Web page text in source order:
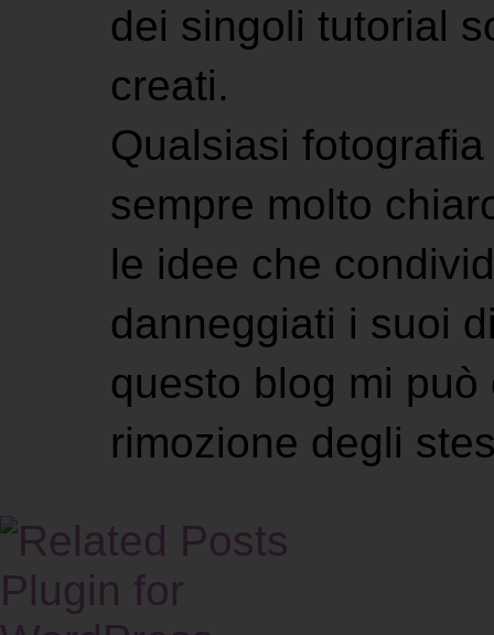
dei singoli tutorial
creati.
Qualsiasi
sempre molto
le idee che
danneggiati i suoi
questo blog mi
rimozione degli